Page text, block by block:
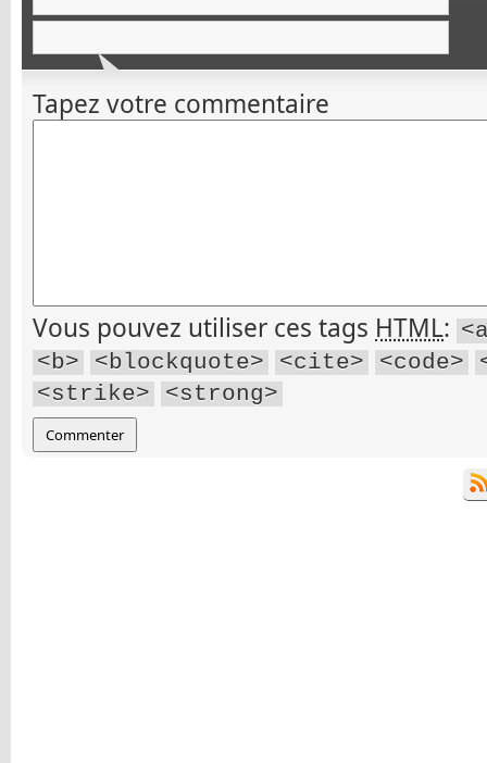
Tapez votre commentaire
Vous pouvez utiliser ces tags HTML:
<b>
<blockquote> <cite> <code>
<strike>
<strong>